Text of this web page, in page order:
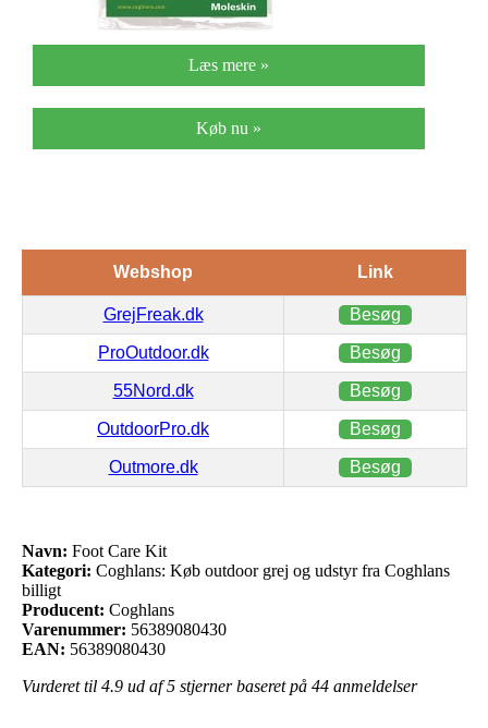
Læs mere »
Køb nu »
Webshop Link
GrejFreak.dk Besøg
ProOutdoor.dk Besøg
55Nord.dk Besøg
OutdoorPro.dk Besøg
Outmore.dk Besøg
Navn: Foot Care Kit
Kategori: Coghlans: Køb outdoor grej og udstyr fra Coghlans
billigt
Producent: Coghlans
Varenummer: 56389080430
EAN: 56389080430
Vurderet til 4.9 ud af 5 stjerner baseret på 44 anmeldelser